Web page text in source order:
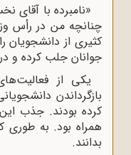
«نامبرده با آقای
چنانچه من در رأس
کثیری از دانشجویان
جوانان جلب کرده و
یکی از
بازگرداندن
کرده بودند. جذب
همراه بود. به
بدانند.